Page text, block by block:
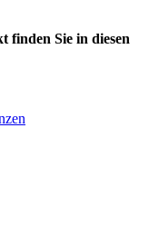
finden Sie in diesen